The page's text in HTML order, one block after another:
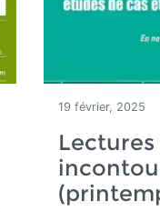
19 février, 2025
Lectures